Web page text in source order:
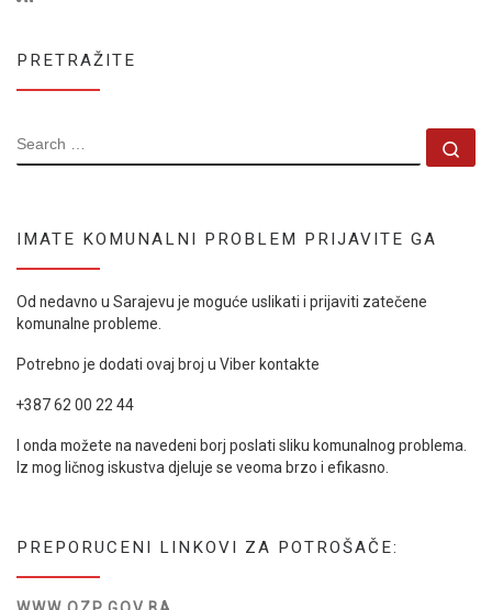
PRETRAŽITE
SEARCH
IMATE KOMUNALNI PROBLEM PRIJAVITE GA
Od nedavno u Sarajevu je moguće uslikati i prijaviti zatečene
komunalne probleme.
Potrebno je dodati ovaj broj u Viber kontakte
+387 62 00 22 44
I onda možete na navedeni borj poslati sliku komunalnog problema.
Iz mog ličnog iskustva djeluje se veoma brzo i efikasno.
PREPORUCENI LINKOVI ZA POTROŠAČE: